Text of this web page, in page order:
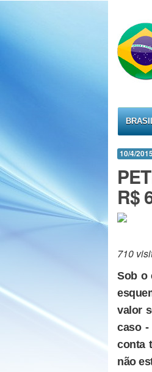
10/4/
R$
710
Sob o
valor
caso -
conta
não